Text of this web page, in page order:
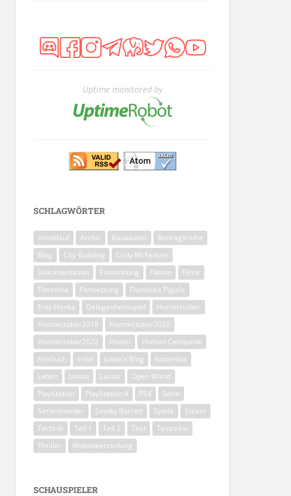
Uptime monitored by
SCHLAGWÖRTER
Amoklauf Archiv Baukasten
Beitragsreihe
Blog
City-Building
Cody McFadyen
Dokumentation
Entwicklung Fiktion
Filme
Filmreihe
Fortsetzung
Franziska Pigulla
Fritz Honka
Gelegenheitsspiel
Horrorctober
Horrorctober2019
Horrorctober2020
Horrorctober2022
Hostel
Human Centipede
Hörbuch
Indie Julian's Blog
Kostenlos
Leben
Limbo Lucius
Open World
PlayStation
PlayStation 4 PS4
Serie
Serienmörder
Smoky Barrett Spiele
Steam
Technik
Teil 1 Teil 2 Test
Testreihe
Thriller
Websiteerstellung
SCHAUSPIELER